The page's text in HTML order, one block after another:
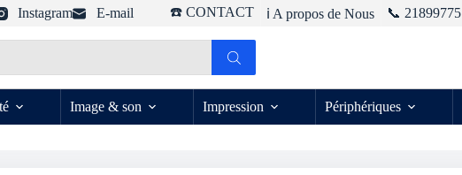
Instagram E-mail ☎️ CONTACT ℹ️ A propos de Nous 📞 21899775
Image & son Impression Périphériques